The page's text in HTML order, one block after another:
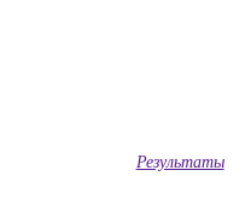
Результаты